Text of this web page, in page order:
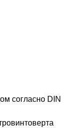
согласно DIN